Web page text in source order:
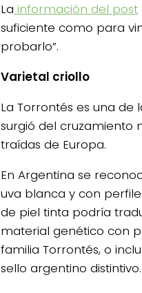
La información del post
suficiente como para
probarlo”.
Varietal criollo
La Torrontés es una de
surgió del cruzamiento
traídas de Europa.
En Argentina se
uva blanca y con
de piel tinta podría
material genético con
familia Torrontés, o
sello argentino distintivo.